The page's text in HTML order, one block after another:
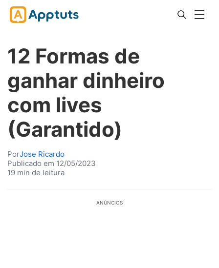
12 Formas de
ganhar dinheiro
com lives
(Garantido)
PorJose Ricardo
Publicado em 12/05/2023
19 min de leitura
ANÚNCIOS